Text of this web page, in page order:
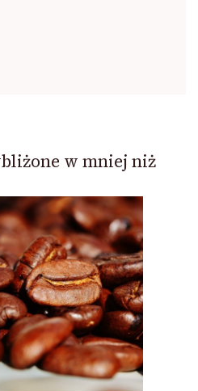
w mniej niż